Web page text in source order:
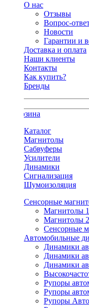
О нас
Отзывы
Вопрос-
Новости
Гарантии и
Доставка и оплата
Наши клиенты
Контакты
Как купить?
Бренды
Каталог
Магнитолы
Сабвуферы
Усилители
Динамики
Сигнализация
Шумоизоляция
Сенсорные
Магнитолы
Магнитолы
Сенсорные
Автомобильные
Динамики
Динамики
Динамики
Рупоры
Рупоры
Рупоры